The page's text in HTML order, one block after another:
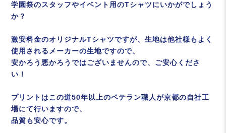
学園祭のスタッフやイベント用のTシャツにいかがでしょう
か？
激安料金のオリジナルTシャツですが、生地は他社様もよく
使用されるメーカーの生地ですので、
安かろう悪かろうではございませんので、ご安心くださ
い！
プリントはこの道50年以上のベテラン職人が京都の自社工
場にて行いますので、
品質も安心です。